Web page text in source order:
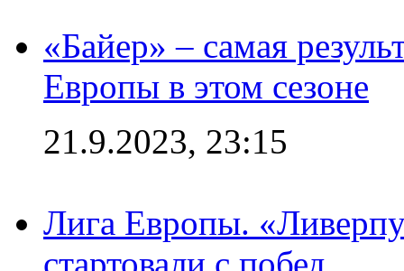
«Байер» – самая
Европы в этом сезоне
21.9.2023, 23:15
Лига Европы.
стартовали с побед